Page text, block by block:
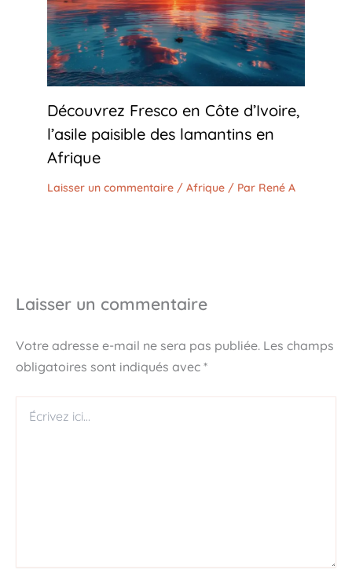
Découvrez Fresco en Côte d’Ivoire,
l’asile paisible des lamantins en
Afrique
Laisser un commentaire / Afrique / Par René A
Laisser un commentaire
Votre adresse e-mail ne sera pas publiée. Les champs
obligatoires sont indiqués avec *
ici…